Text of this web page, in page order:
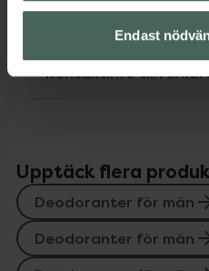
Endast
Instruktioner
Kontaktinfo
Upptäck flera
Deodoranter för män
Deodoranter för män